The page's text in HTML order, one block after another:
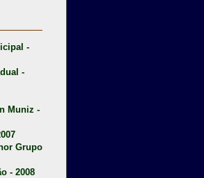
-
-
Muniz -
Grupo
- 2008